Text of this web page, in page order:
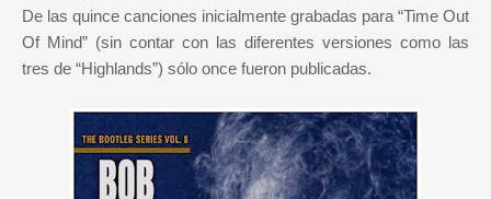
De las quince canciones inicialmente grabadas para “Time Out
Of Mind” (sin contar con las diferentes versiones como las
tres de “Highlands”) sólo once fueron publicadas.